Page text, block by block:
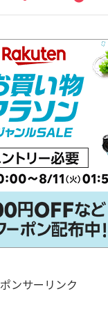
ンサーリンク